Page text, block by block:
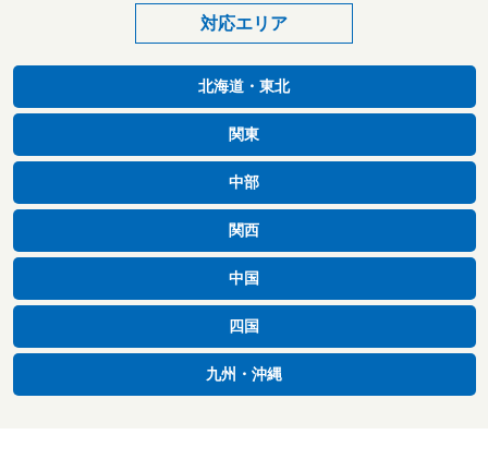
対応エリア
北海道・東北
関東
中部
関西
中国
四国
九州・沖縄